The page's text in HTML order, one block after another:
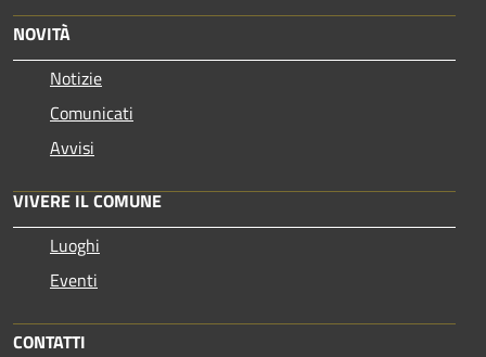
NOVITÀ
Notizie
Comunicati
Avvisi
VIVERE IL COMUNE
Luoghi
Eventi
CONTATTI